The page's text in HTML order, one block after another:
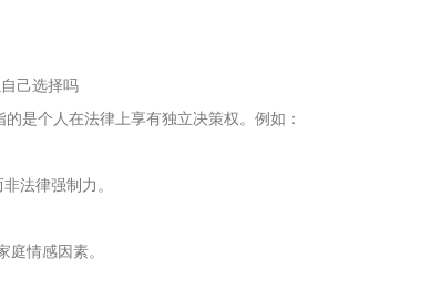
是个人在法律上享有独立决策权。例如：
法律强制力。
情感因素。